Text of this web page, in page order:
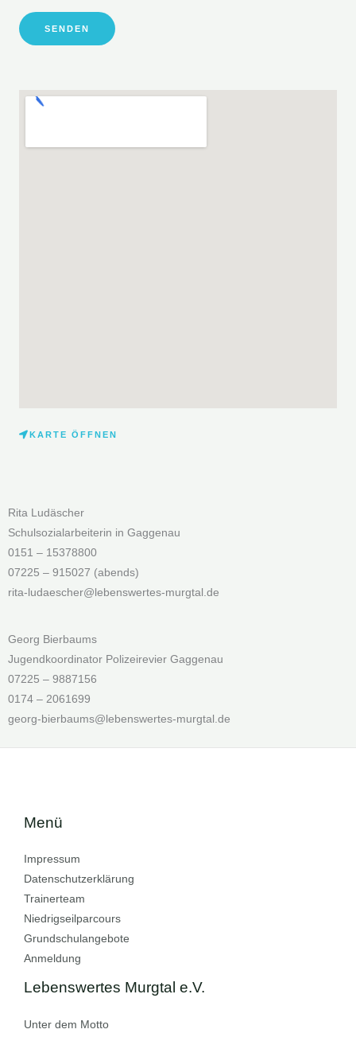
SENDEN
KARTE ÖFFNEN
Rita Ludäscher
Schulsozialarbeiterin in Gaggenau
0151 – 15378800
07225 – 915027 (abends)
rita-ludaescher@lebenswertes-murgtal.de
Georg Bierbaums
Jugendkoordinator Polizeirevier Gaggenau
07225 – 9887156
0174 – 2061699
georg-bierbaums@lebenswertes-murgtal.de
Menü
Impressum
Datenschutzerklärung
Trainerteam
Niedrigseilparcours
Grundschulangebote
Anmeldung
Lebenswertes Murgtal e.V.
Unter dem Motto